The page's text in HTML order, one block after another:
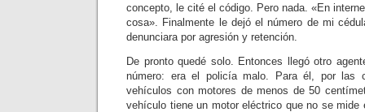
concepto, le cité el código. Pero nada. «En
cosa». Finalmente le dejó el número de mi
denunciara por agresión y retención.
De pronto quedé solo. Entonces llegó otro
número: era el policía malo. Para él, por las
vehículos con motores de menos de 50
vehículo tiene un motor eléctrico que no se